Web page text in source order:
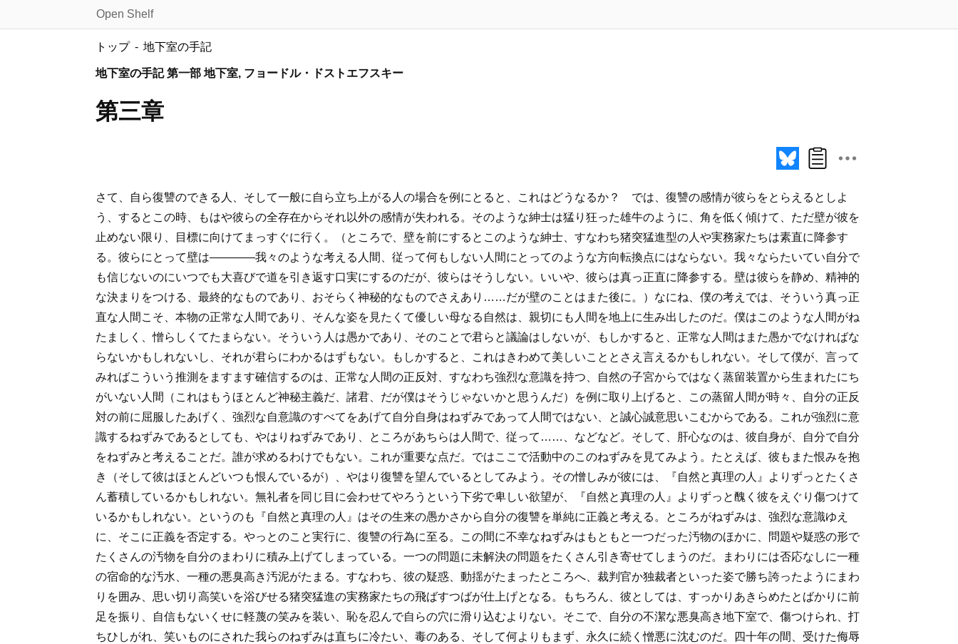
Open Shelf
トップ 地下室の手記
地下室の手記 第一部 地下室, フョードル・ドストエフスキー
第三章
さて、自ら復讐のできる人、そして一般に自ら立ち上がる人の場合を例にとると、これはどうなるか？ では、復讐の感情が彼らをとらえるとしよ
う、するとこの時、もはや彼らの全存在からそれ以外の感情が失われる。そのような紳士は猛り狂った雄牛のように、角を低く傾けて、ただ壁が彼を
止めない限り、目標に向けてまっすぐに行く。（ところで、壁を前にするとこのような紳士、すなわち猪突猛進型の人や実務家たちは素直に降参す
る。彼らにとって壁は――――我々のような考える人間、従って何もしない人間にとってのような方向転換点にはならない。我々ならたいてい自分で
も信じないのにいつでも大喜びで道を引き返す口実にするのだが、彼らはそうしない。いいや、彼らは真っ正直に降参する。壁は彼らを静め、精神的
な決まりをつける、最終的なものであり、おそらく神秘的なものでさえあり……だが壁のことはまた後に。）なにね、僕の考えでは、そういう真っ正
直な人間こそ、本物の正常な人間であり、そんな姿を見たくて優しい母なる自然は、親切にも人間を地上に生み出したのだ。僕はこのような人間がね
たましく、憎らしくてたまらない。そういう人は愚かであり、そのことで君らと議論はしないが、もしかすると、正常な人間はまた愚かでなければな
らないかもしれないし、それが君らにわかるはずもない。もしかすると、これはきわめて美しいこととさえ言えるかもしれない。そして僕が、言って
みればこういう推測をますます確信するのは、正常な人間の正反対、すなわち強烈な意識を持つ、自然の子宮からではなく蒸留装置から生まれたにち
がいない人間（これはもうほとんど神秘主義だ、諸君、だが僕はそうじゃないかと思うんだ）を例に取り上げると、この蒸留人間が時々、自分の正反
対の前に屈服したあげく、強烈な自意識のすべてをあげて自分自身はねずみであって人間ではない、と誠心誠意思いこむからである。これが強烈に意
識するねずみであるとしても、やはりねずみであり、ところがあちらは人間で、従って……、などなど。そして、肝心なのは、彼自身が、自分で自分
をねずみと考えることだ。誰が求めるわけでもない。これが重要な点だ。ではここで活動中のこのねずみを見てみよう。たとえば、彼もまた恨みを抱
き（そして彼はほとんどいつも恨んでいるが）、やはり復讐を望んでいるとしてみよう。その憎しみが彼には、『自然と真理の人』よりずっとたくさ
ん蓄積しているかもしれない。無礼者を同じ目に会わせてやろうという下劣で卑しい欲望が、『自然と真理の人』よりずっと醜く彼をえぐり傷つけて
いるかもしれない。というのも『自然と真理の人』はその生来の愚かさから自分の復讐を単純に正義と考える。ところがねずみは、強烈な意識ゆえ
に、そこに正義を否定する。やっとのこと実行に、復讐の行為に至る。この間に不幸なねずみはもともと一つだった汚物のほかに、問題や疑惑の形で
たくさんの汚物を自分のまわりに積み上げてしまっている。一つの問題に未解決の問題をたくさん引き寄せてしまうのだ。まわりには否応なしに一種
の宿命的な汚水、一種の悪臭高き汚泥がたまる。すなわち、彼の疑惑、動揺がたまったところへ、裁判官か独裁者といった姿で勝ち誇ったようにまわ
りを囲み、思い切り高笑いを浴びせる猪突猛進の実務家たちの飛ばすつばが仕上げとなる。もちろん、彼としては、すっかりあきらめたとばかりに前
足を振り、自信もないくせに軽蔑の笑みを装い、恥を忍んで自らの穴に滑り込むよりない。そこで、自分の不潔な悪臭高き地下室で、傷つけられ、打
ちひしがれ、笑いものにされた我らのねずみは直ちに冷たい、毒のある、そして何よりもまず、永久に続く憎悪に沈むのだ。四十年の間、受けた侮辱